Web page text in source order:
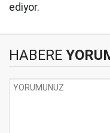
ediyor.
HABERE